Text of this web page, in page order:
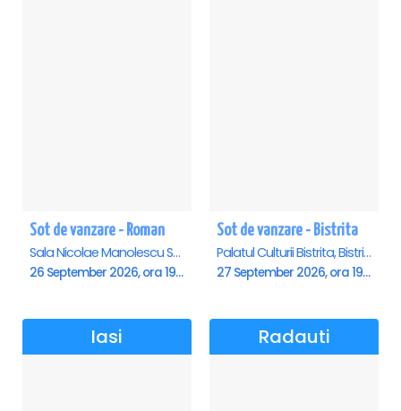
Sot de vanzare - Roman
Sala Nicolae Manolescu Strunga (Sala de festivitati a Primariei Roman), Roman
26 September 2026, ora 19:00
Sot de vanzare - Bistrita
Palatul Culturii Bistrita, Bistrita
27 September 2026, ora 19:00
Iasi Radauti